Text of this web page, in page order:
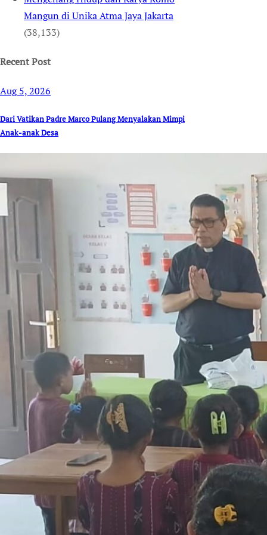
Mangun di Unika Atma Jaya Jakarta
(38,133)
Recent Post
Aug 5, 2026
Dari Vatikan Padre Marco Pulang Menyalakan Mimpi
Anak-anak Desa